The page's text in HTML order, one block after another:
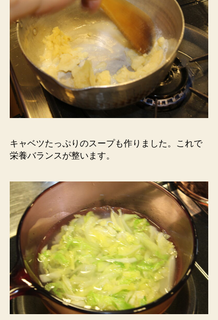
キャベツたっぷりのスープも作りました。これで
栄養バランスが整います。